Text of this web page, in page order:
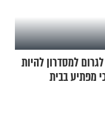
לגרום למסדרון להיות
מפתיע בבית